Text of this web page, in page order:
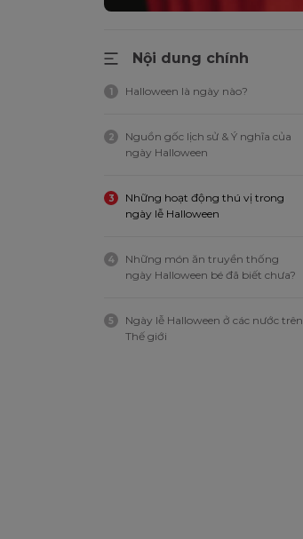
Nội dung chính
1 Halloween là ngày nào?
2
Nguồn gốc lịch sử & Ý nghĩa của
ngày Halloween
3
Những hoạt động thú vị trong
ngày lễ Halloween
4
Những món ăn truyền thống
ngày Halloween bé đã biết chưa?
5
Ngày lễ Halloween ở các nước trên
Thế giới